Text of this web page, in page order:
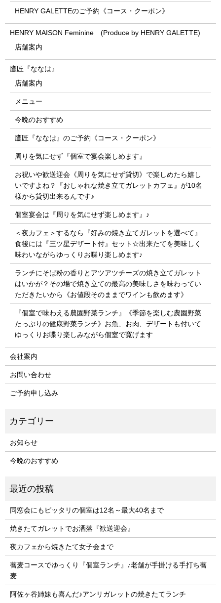
HENRY GALETTEのご予約《コース・クーポン》
HENRY MAISON Feminine (Produce by HENRY GALETTE)
店舗案内
鷹匠『ななは』
店舗案内
メニュー
今晩のおすすめ
鷹匠『ななは』のご予約《コース・クーポン》
周りを気にせず『個室で宴会楽しめます』
お祝いや歓送迎会《周りを気にせず貸切》で楽しめたら嬉し
いですよね？『おしゃれな焼き立てガレットカフェ』が10名
様から貸切出来るんです♪
個室宴会は『周りを気にせず楽しめます』♪
＜夜カフェ＞するなら『好みの焼き立てガレットを選べて』
食後には『三ツ星デザート付』セット☆出来たてを美味しく
味わいながらゆっくりお喋り楽しめます♪
ランチにそば粉の香りとアツアツチーズの焼き立てガレット
はいかが？その場で焼き立ての最高の美味しさを味わってい
ただきたいから《お値段そのままでワインも飲めます》
『個室で味わえる農園野菜ランチ』《季節を楽しむ農園野菜
たっぷりの健康野菜ランチ》お魚、お肉、デザートも付いて
ゆっくりお喋り楽しみながら個室で寛げます
会社案内
お問い合わせ
ご予約申し込み
お知らせ
今晩のおすすめ
同窓会にもピッタリの個室は12名～最大40名まで
焼きたてガレットでお洒落『歓送迎会』
夜カフェから焼きたて女子会まで
蕎麦コースでゆっくり『個室ランチ』♪老舗が手掛ける手打ち蕎
麦
阿佐ヶ谷姉妹も喜んだ♪アンリガレットの焼きたてランチ